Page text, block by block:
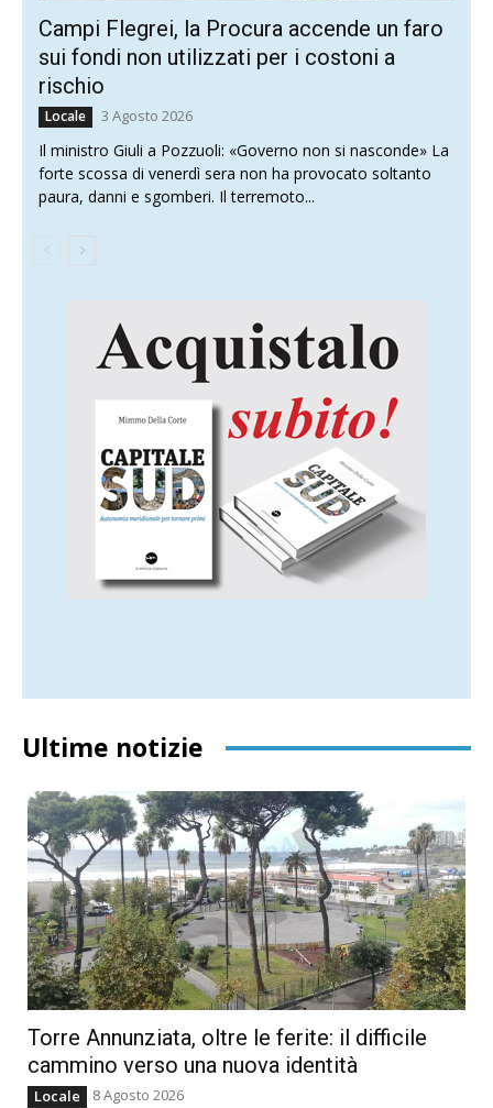
Campi Flegrei, la Procura accende un faro
sui fondi non utilizzati per i costoni a
rischio
Locale 3 Agosto 2026
Il ministro Giuli a Pozzuoli: «Governo non si nasconde» La
forte scossa di venerdì sera non ha provocato soltanto
paura, danni e sgomberi. Il terremoto...
Ultime notizie
Torre Annunziata, oltre le ferite: il difficile
cammino verso una nuova identità
Locale 8 Agosto 2026